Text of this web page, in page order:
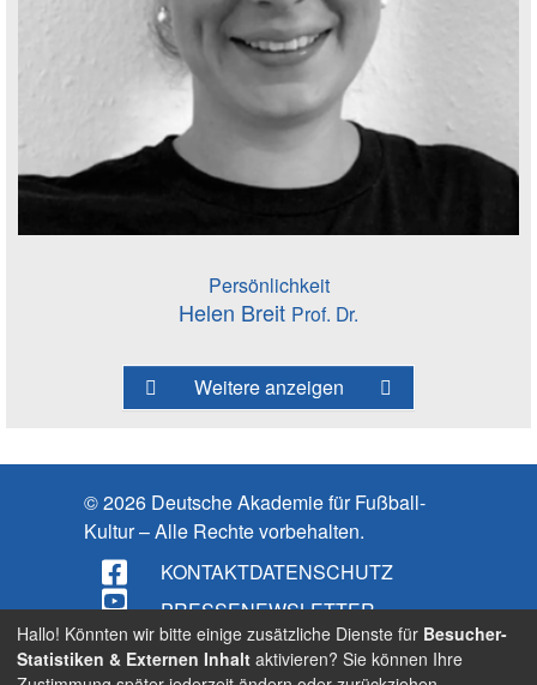
Persönlichkeit
Helen Breit Prof. Dr.
Weitere anzeigen
© 2026 Deutsche Akademie für Fußball-
Kultur – Alle Rechte vorbehalten.
KONTAKTDATENSCHUTZ
PRESSENEWSLETTER
IMPRESSUM
Hallo! Könnten wir bitte einige zusätzliche Dienste für Besucher-
Statistiken & Externen Inhalt aktivieren? Sie können Ihre